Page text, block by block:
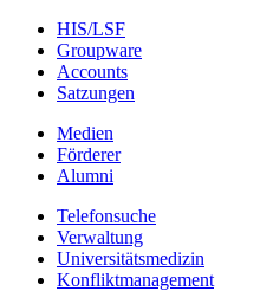
HIS/LSF
Groupware
Accounts
Satzungen
Medien
Förderer
Alumni
Telefonsuche
Verwaltung
Universitätsmedizin
Konfliktmanagement